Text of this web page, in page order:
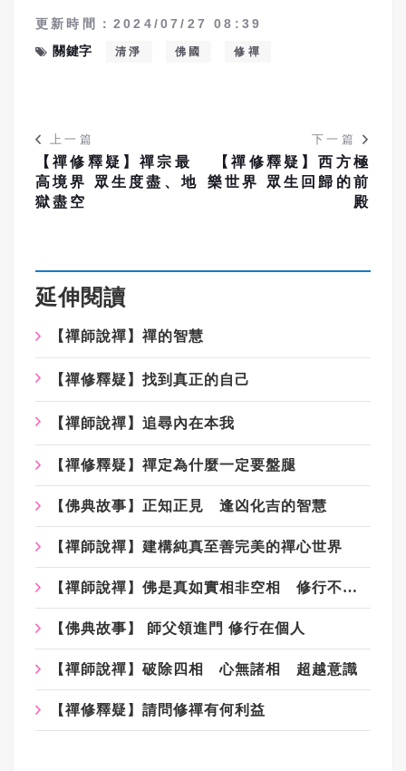
更新時間：2024/07/27 08:39
關鍵字
清淨 佛國 修禪
上一篇
【禪修釋疑】禪宗最
高境界 眾生度盡、地
獄盡空
下一篇
【禪修釋疑】西方極
樂世界 眾生回歸的前
殿
延伸閱讀
【禪師說禪】禪的智慧
【禪修釋疑】找到真正的自己
【禪師說禪】追尋內在本我
【禪修釋疑】禪定為什麼一定要盤腿
【佛典故事】正知正見 逢凶化吉的智慧
【禪師說禪】建構純真至善完美的禪心世界
【禪師說禪】佛是真如實相非空相 修行不應落入斷滅相
【佛典故事】 師父領進門 修行在個人
【禪師說禪】破除四相 心無諸相 超越意識
【禪修釋疑】請問修禪有何利益